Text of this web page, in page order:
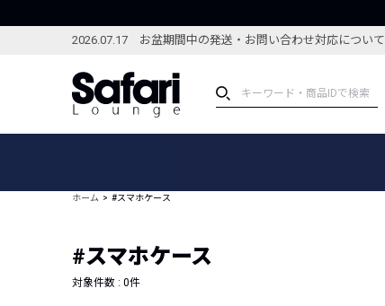
2026.07.17 お盆期間中の発送・お問い合わせ対応について
ブランドから探す
新着アイテム
編集部のおすすめアイテム
ホーム #スマホケース
#スマホケース
対象件数 : 0件